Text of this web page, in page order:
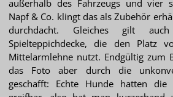
außerhalb des Fahrzeugs und vier
Napf & Co. klingt das als Zubehör
durchdacht. Gleiches gilt
Spielteppichdecke, die den Platz
Mittelarmlehne nutzt. Endgültig zum
das Foto aber durch die
geschafft: Echte Hunde hatten die